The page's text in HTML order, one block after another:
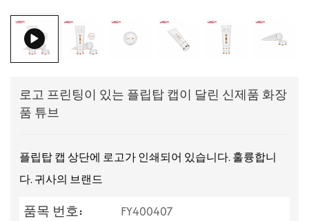
로고 프린팅이 있는 플립탑 캡이 달린 신제품 화장
품 튜브
플립탑 캡 상단에 로고가 인쇄되어 있습니다. 훌륭합니
다.귀사의 브랜드
품목 번호:
FY400407